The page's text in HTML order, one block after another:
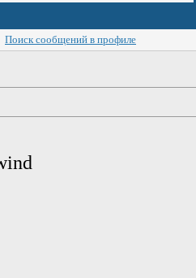
Поиск сообщений в профиле